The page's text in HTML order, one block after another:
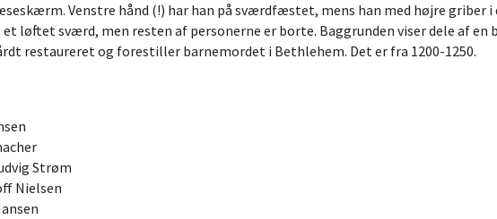
Venstre hånd (!) har han på sværdfæstet, mens han med højre griber i
et løftet sværd, men resten af personerne er borte. Baggrunden viser dele af
restaureret og forestiller barnemordet i Bethlehem. Det er fra 1200-1250.
Strøm
Nielsen